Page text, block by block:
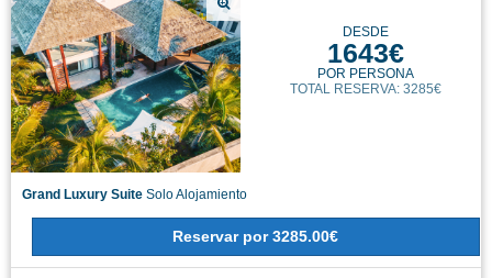
DESDE
1643€
POR PERSONA
TOTAL RESERVA: 3285€
Grand Luxury Suite Solo Alojamiento
Reservar por 3285.00€